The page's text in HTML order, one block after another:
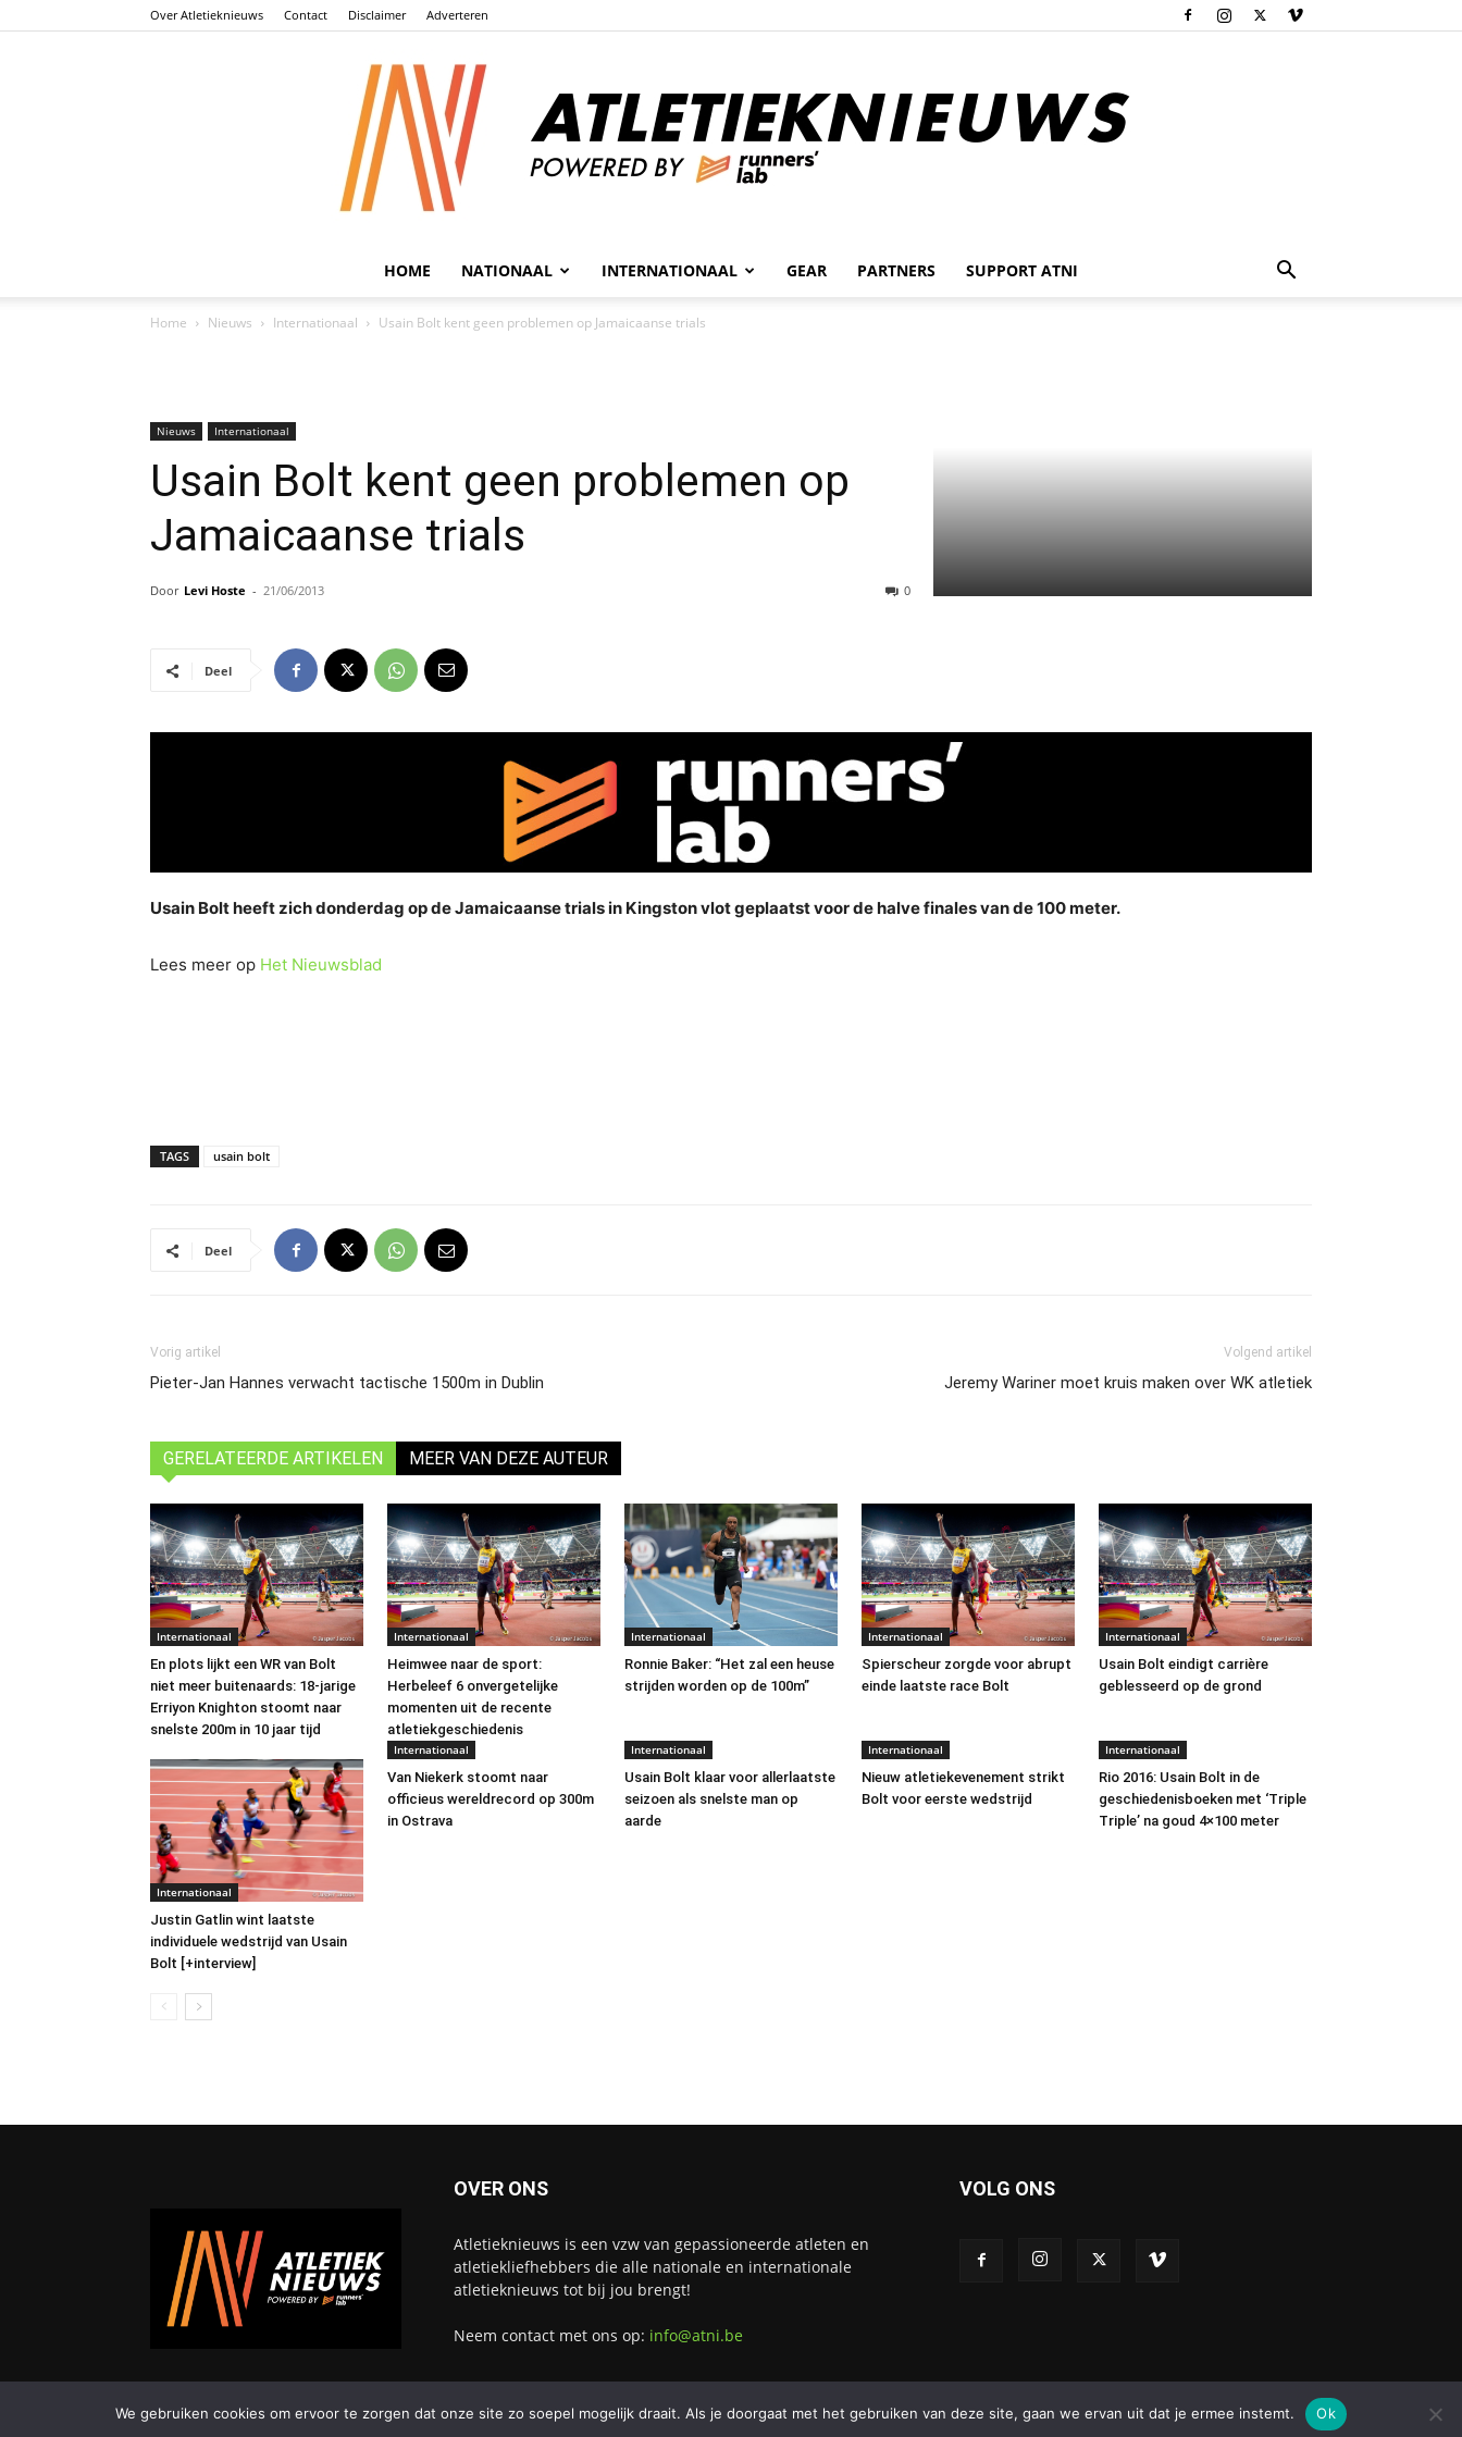
Over Atletieknieuws Contact Disclaimer Adverteren
HOME NATIONAAL INTERNATIONAAL GEAR PARTNERS SUPPORT ATNI
Home Nieuws Internationaal Usain Bolt kent geen problemen op Jamaicaanse trials
Nieuws Internationaal
Usain Bolt kent geen problemen op
Jamaicaanse trials
Door Levi Hoste - 21/06/2013 0
Deel
Usain Bolt heeft zich donderdag op de Jamaicaanse trials in Kingston vlot geplaatst voor de halve finales van de 100 meter.
Lees meer op Het Nieuwsblad
TAGS usain bolt
Deel
Vorig artikel
Pieter-Jan Hannes verwacht tactische 1500m in Dublin
Volgend artikel
Jeremy Wariner moet kruis maken over WK atletiek
GERELATEERDE ARTIKELEN MEER VAN DEZE AUTEUR
Internationaal
En plots lijkt een WR van Bolt
niet meer buitenaards: 18-jarige
Erriyon Knighton stoomt naar
snelste 200m in 10 jaar tijd
Internationaal
Heimwee naar de sport:
Herbeleef 6 onvergetelijke
momenten uit de recente
atletiekgeschiedenis
Internationaal
Ronnie Baker: “Het zal een heuse
strijden worden op de 100m”
Internationaal
Spierscheur zorgde voor abrupt
einde laatste race Bolt
Internationaal
Usain Bolt eindigt carrière
geblesseerd op de grond
Internationaal
Justin Gatlin wint laatste
individuele wedstrijd van Usain
Bolt [+interview]
Internationaal
Van Niekerk stoomt naar
officieus wereldrecord op 300m
in Ostrava
Internationaal
Usain Bolt klaar voor allerlaatste
seizoen als snelste man op
aarde
Internationaal
Nieuw atletiekevenement strikt
Bolt voor eerste wedstrijd
Internationaal
Rio 2016: Usain Bolt in de
geschiedenisboeken met ‘Triple
Triple’ na goud 4×100 meter
OVER ONS
Atletieknieuws is een vzw van gepassioneerde atleten en
atletiekliefhebbers die alle nationale en internationale
atletieknieuws tot bij jou brengt!
Neem contact met ons op: info@atni.be
VOLG ONS
© Atletieknieuws - Alle rechten voorbehouden
We gebruiken cookies om ervoor te zorgen dat onze site zo soepel mogelijk draait. Als je doorgaat met het gebruiken van deze site, gaan we ervan uit dat je ermee instemt. Ok